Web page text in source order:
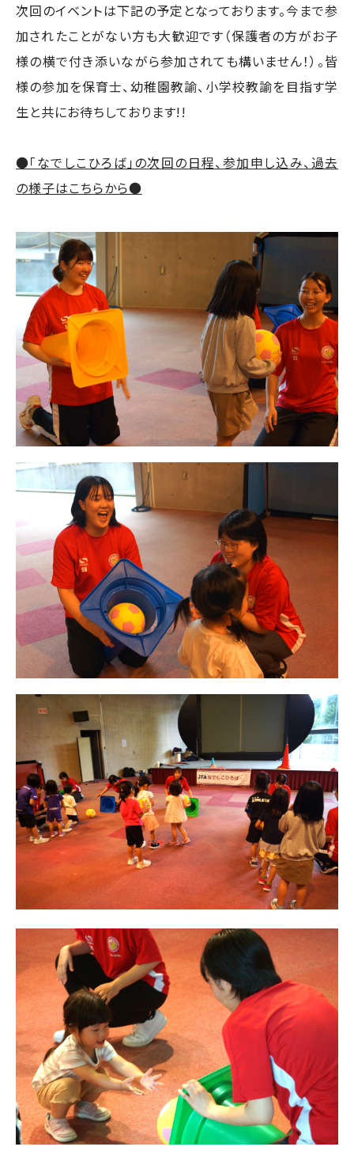
次回のイベントは下記の予定となっております。今まで参
加されたことがない方も大歓迎です（保護者の方がお子
様の横で付き添いながら参加されても構いません！）。皆
様の参加を保育士、幼稚園教諭、小学校教諭を目指す学
生と共にお待ちしております!!
●「なでしこひろば」の次回の日程、参加申し込み、過去
の様子はこちらから●